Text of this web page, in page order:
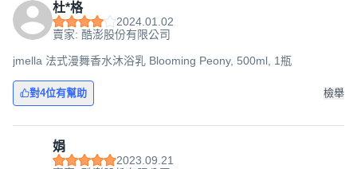
杜*格
2024.01.02
賣家: 酷澎股份有限公司
jmella 法式漫舞香水沐浴乳 Blooming Peony, 500ml, 1瓶
對4位有幫助 檢舉
娟
2023.09.21